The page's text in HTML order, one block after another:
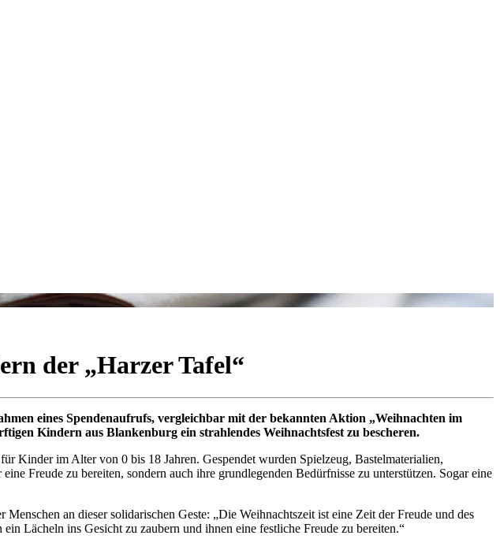
der „Harzer Tafel“
eines Spendenaufrufs, vergleichbar mit der bekannten Aktion „Weihnachten im
Kindern aus Blankenburg ein strahlendes Weihnachtsfest zu bescheren.
Kinder im Alter von 0 bis 18 Jahren. Gespendet wurden Spielzeug, Bastelmaterialien,
Freude zu bereiten, sondern auch ihre grundlegenden Bedürfnisse zu unterstützen. Sogar eine
an dieser solidarischen Geste: „Die Weihnachtszeit ist eine Zeit der Freude und des
Lächeln ins Gesicht zu zaubern und ihnen eine festliche Freude zu bereiten.“